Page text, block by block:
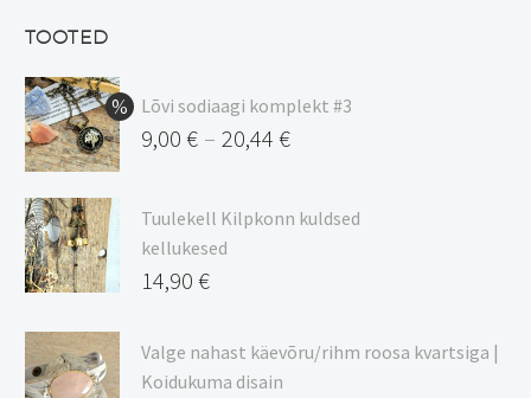
TOOTED
Lõvi sodiaagi komplekt #3
9,00 € – 20,44 €
9,00 €
kuni
20,44 €
Tuulekell Kilpkonn kuldsed
kellukesed
14,90 €
Valge nahast käevõru/rihm roosa kvartsiga |
Koidukuma disain